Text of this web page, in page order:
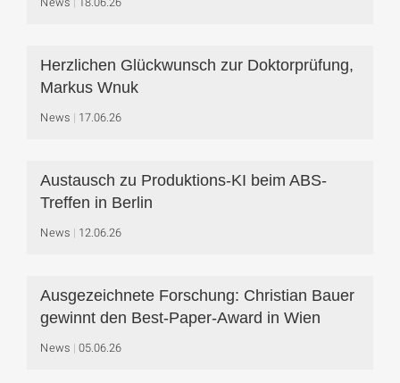
Herzlichen Glückwunsch zur Doktorprüfung,
Markus Wnuk
News 17.06.26
Austausch zu Produktions-KI beim ABS-
Treffen in Berlin
News 12.06.26
Ausgezeichnete Forschung: Christian Bauer
gewinnt den Best-Paper-Award in Wien
News 05.06.26